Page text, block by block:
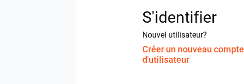
S'identifier
Nouvel utilisateur?
Créer un nouveau compte
d'utilisateur